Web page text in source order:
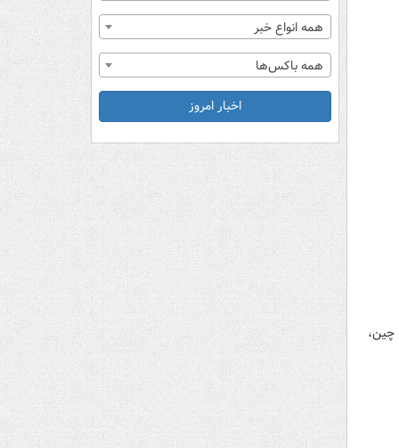
چین،
همه انواع خبر
همه باکس‌ها
اخبار امروز